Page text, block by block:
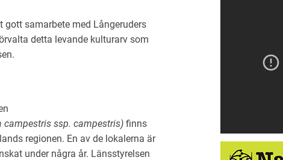
samarbete med Långeruders
detta levande kulturarv som
campestris ssp. campestris) finns
regionen. En av de lokalerna är
under några år. Länsstyrelsen